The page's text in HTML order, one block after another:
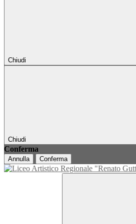
Chiudi
Chiudi
Conferma
Annulla Conferma